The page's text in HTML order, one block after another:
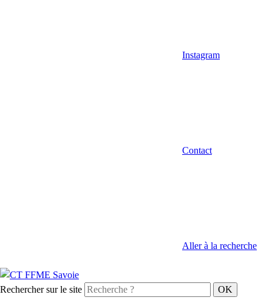
Instagram
Contact
Aller à la recherche
Rechercher sur le site